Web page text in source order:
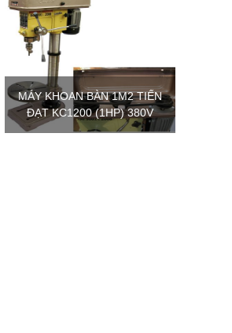
MÁY KHOAN BÀN 1M2 TIẾN
ĐẠT KC1200 (1HP) 380V